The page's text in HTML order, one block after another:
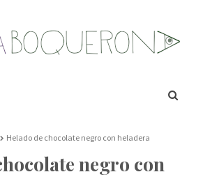
Helado de chocolate negro con heladera
negro con